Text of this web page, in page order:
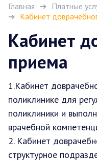
Главная Платные
Кабинет
Кабинет
приема
1.Кабинет
поликлинике для
поликлиники и
врачебной
2. Кабинет
структурное